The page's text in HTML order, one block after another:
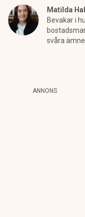
Matilda
Bevakar i
svåra
ANNONS